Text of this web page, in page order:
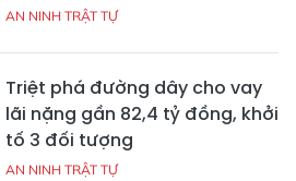
AN NINH TRẬT TỰ
Triệt phá đường dây cho vay
lãi nặng gần 82,4 tỷ đồng, khởi
tố 3 đối tượng
AN NINH TRẬT TỰ